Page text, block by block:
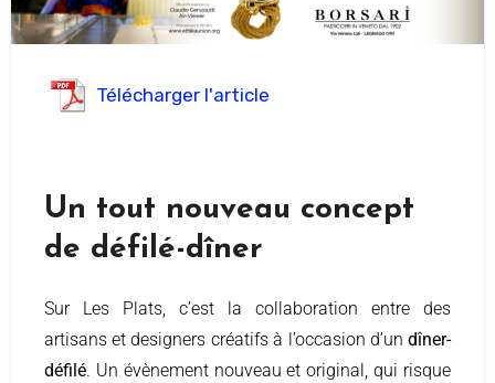
Télécharger l'article
Un tout nouveau concept
de défilé-dîner
Sur Les Plats, c’est la collaboration entre des
artisans et designers créatifs à l’occasion d’undîner-
défilé. Un évènement nouveau et original, qui risque